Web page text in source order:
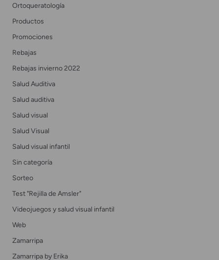
Ortoqueratología
Productos
Promociones
Rebajas
Rebajas invierno 2022
Salud Auditiva
Salud auditiva
Salud visual
Salud Visual
Salud visual infantil
Sin categoría
Sorteo
Test "Rejilla de Amsler"
Videojuegos y salud visual infantil
Web
Zamarripa
Zamarripa by Erika